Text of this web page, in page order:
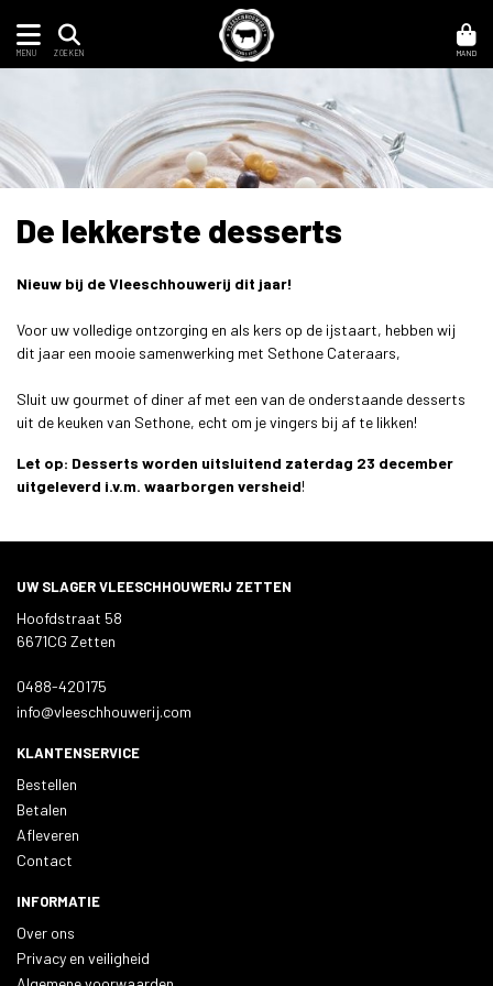
MENU ZOEKEN MAND
De lekkerste desserts
Nieuw bij de Vleeschhouwerij dit jaar!
Voor uw volledige ontzorging en als kers op de ijstaart, hebben wij
dit jaar een mooie samenwerking met Sethone Cateraars,
Sluit uw gourmet of diner af met een van de onderstaande desserts
uit de keuken van Sethone, echt om je vingers bij af te likken!
Let op: Desserts worden uitsluitend zaterdag 23 december
uitgeleverd i.v.m. waarborgen versheid!
UW SLAGER VLEESCHHOUWERIJ ZETTEN
Hoofdstraat 58
6671CG Zetten
0488-420175
info@vleeschhouwerij.com
KLANTENSERVICE
Bestellen
Betalen
Afleveren
Contact
INFORMATIE
Over ons
Privacy en veiligheid